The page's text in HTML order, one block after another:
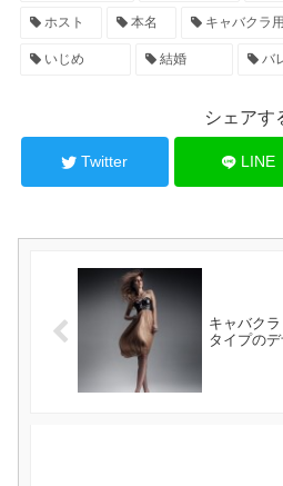
ホスト 本名 キャバクラ
いじめ 結婚 バ
シェアす
Twitter LINE
キャバク
タイプの